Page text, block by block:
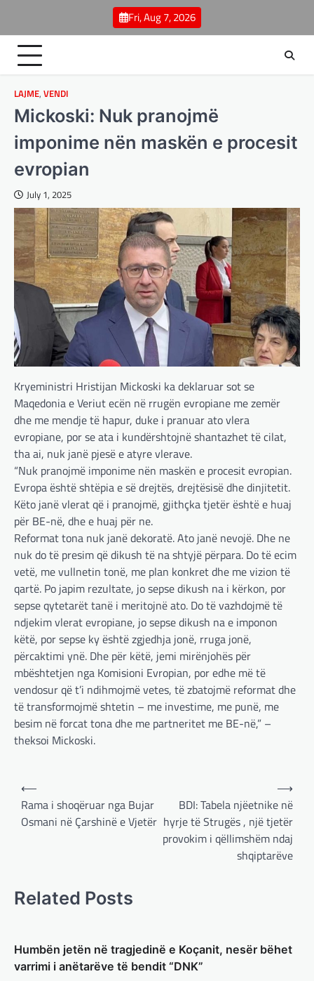
content
Fri, Aug 7, 2026
LAJME, VENDI
Mickoski: Nuk pranojmë
imponime nën maskën e procesit
evropian
July 1, 2025
Kryeministri Hristijan Mickoski ka deklaruar sot se
Maqedonia e Veriut ecën në rrugën evropiane me zemër
dhe me mendje të hapur, duke i pranuar ato vlera
evropiane, por se ata i kundërshtojnë shantazhet të cilat,
tha ai, nuk janë pjesë e atyre vlerave.
“Nuk pranojmë imponime nën maskën e procesit evropian.
Evropa është shtëpia e së drejtës, drejtësisë dhe dinjitetit.
Këto janë vlerat që i pranojmë, gjithçka tjetër është e huaj
për BE-në, dhe e huaj për ne.
Reformat tona nuk janë dekoratë. Ato janë nevojë. Dhe ne
nuk do të presim që dikush të na shtyjë përpara. Do të ecim
vetë, me vullnetin tonë, me plan konkret dhe me vizion të
qartë. Po japim rezultate, jo sepse dikush na i kërkon, por
sepse qytetarët tanë i meritojnë ato. Do të vazhdojmë të
ndjekim vlerat evropiane, jo sepse dikush na e imponon
këtë, por sepse ky është zgjedhja jonë, rruga jonë,
përcaktimi ynë. Dhe për këtë, jemi mirënjohës për
mbështetjen nga Komisioni Evropian, por edhe më të
vendosur që t’i ndihmojmë vetes, të zbatojmë reformat dhe
të transformojmë shtetin – me investime, me punë, me
besim në forcat tona dhe me partneritet me BE-në,” –
theksoi Mickoski.
Post
navigation
⟵
Rama i shoqëruar nga Bujar
Osmani në Çarshinë e Vjetër
BDI: Tabela njëetnike në
hyrje të Strugës , një tjetër
provokim i qëllimshëm ndaj
shqiptarëve
⟶
Related Posts
Humbën jetën në tragjedinë e Koçanit, nesër bëhet
varrimi i anëtarëve të bendit “DNK”
BOTA,LAJME MË TË FUNDIT, OPINIONE,
Gjermani, ekspertët sugjerojnë
400 miliardë euro për mbrojtje
adminadmin March 4, 2025
Gjermania ndodhet aktualisht në kulmin e
përpjekjeve për krijimin e qeverisë dhe koha
nuk pret. CDU/CSU dhe SPD po vazhdojnë…
BOTA,LAJME,MISTER,RAJONI,SPECIALE
Çka ndodhë tash pas
ndërprerjes së ndihmës
ushtarake për Ukrainën nga
Trump
adminadmin March 4, 2025
Pas takimit të liderëve evropianë në Londër,
francezët dhe britanikët kanë hartuar një
plan paqeje për luftën në Ukrainë, të…
BOTA,KRONIKË E ZEZË ,LAJME,
MË TË FUNDIT
MISTER ,RAJONI ,SPECIALE
TOP
Trump ndërpreu ndihmën
ushtarake, kryeministri i
adminadmin March 4, 2025
Kryeministri i Ukrainës thotë se vendi i tij
është absolutisht i vendosur të vazhdojë
bashkëpunimin e saj me Shtetet e…
SPECIALE
Erdogan: Izraeli nuk do të gjejë
adminadmin March 4, 2025